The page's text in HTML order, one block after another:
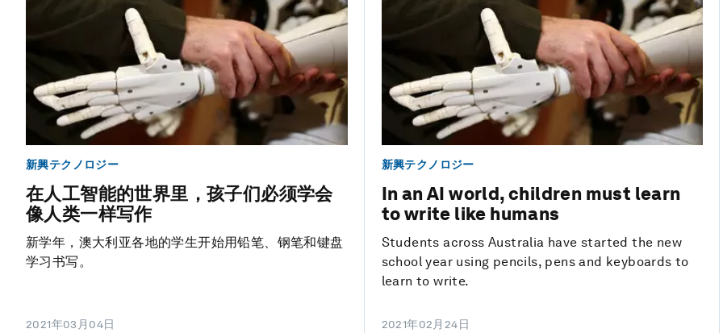
新興テクノロジー
在人工智能的世界里，孩子们必须学会
像人类一样写作
新学年，澳大利亚各地的学生开始用铅笔、钢笔和键盘
学习书写。
2021年03月04日
新興テクノロジー
In an AI world, children must learn
to write like humans
Students across Australia have started the new
school year using pencils, pens and keyboards to
learn to write.
2021年02月24日